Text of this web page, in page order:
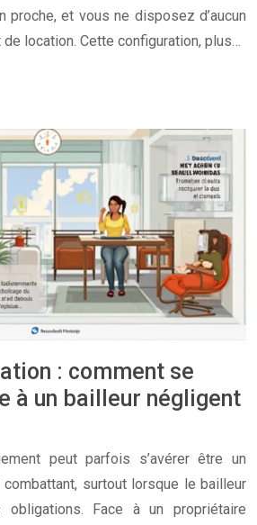
proche, et vous ne disposez d’aucun
location. Cette configuration, plus…
: comment se
à un bailleur négligent
peut parfois s’avérer être un
surtout lorsque le bailleur
Face à un propriétaire